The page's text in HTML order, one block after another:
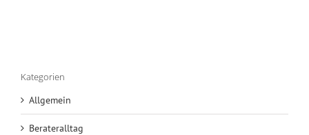
Kategorien
Allgemein
Berateralltag